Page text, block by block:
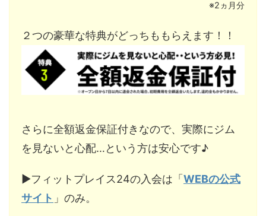
※2ヵ月分
２つの豪華な特典がどっちももらえます！！
さらに全額返金保証付きなので、実際にジム
を見ないと心配…という方は安心です♪
▶︎フィットプレイス24の入会は「 WEBの公式
サイト 」のみ。